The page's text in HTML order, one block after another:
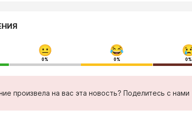
0% 0% 0%
произвела на вас эта новость? Поделитесь с нами